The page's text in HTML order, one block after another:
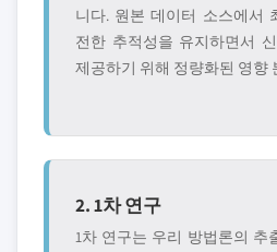
니다. 원본 데이터 소스에서
전한 추적성을 유지하면서
제공하기 위해 정량화된 영향
2. 1차 연구
1차 연구는 우리 방법론의 추